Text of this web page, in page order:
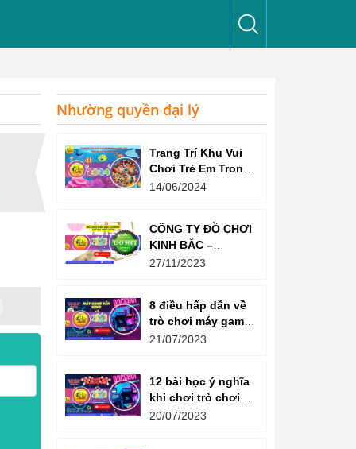
Nhường quyền đại lý
Trang Trí Khu Vui
Chơi Trẻ Em Trong
Nhà Như Thế Nào
14/06/2024
CÔNG TY ĐỒ CHƠI
KINH BẮC –
CHỨNG CHỈ ISO
27/11/2023
8 điều hấp dẫn về
trò chơi máy game
bắn súng
21/07/2023
12 bài học ý nghĩa
khi chơi trò chơi
máy game đua xe
20/07/2023